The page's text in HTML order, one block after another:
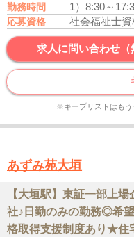
勤務時間 1）8:30～
応募資格
求人に問い合わせ（
※キープリストはもう
あずみ苑大垣
【大垣駅】東証一部上
社♪日勤のみの勤務◎希
格取得支援制度あり★住